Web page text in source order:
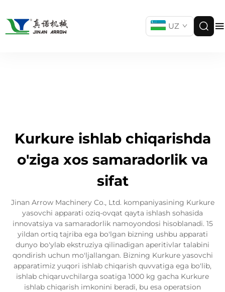
UZ
Kurkure ishlab chiqarishda
o'ziga xos samaradorlik va
sifat
Jinan Arrow Machinery Co., Ltd. kompaniyasining Kurkure
yasovchi apparati oziq-ovqat qayta ishlash sohasida
innovatsiya va samaradorlik namoyondosi hisoblanadi. 15
yildan ortiq tajriba ega bo'lgan bizning ushbu apparati
dunyo bo'ylab ekstruziya qilinadigan aperitivlar talabini
qondirish uchun mo'ljallangan. Bizning Kurkure yasovchi
apparatimiz yuqori ishlab chiqarish quvvatiga ega bo'lib,
ishlab chiqaruvchilarga soatiga 1000 kg gacha Kurkure
ishlab chiqarish imkonini beradi, bu esa operatsion